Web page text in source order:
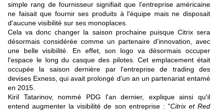
simple rang de fournisseur signifiait que l'entreprise américaine
ne faisait que fournir ses produits à l'équipe mais ne disposait
d'aucune visibilité sur ses monoplaces.
Cela va donc changer la saison prochaine puisque Citrix sera
désormais considérée comme un partenaire d'innovation, avec
une belle visibilité. En effet, son logo va désormais occuper
l'espace le long du casque des pilotes. Cet emplacement était
occupée la saison dernière par l'entreprise de trading des
devises Exness, qui avait prolongé d'un an un partenariat entamé
en 2015
Kiril Tatarinov, nommé PDG l'an dernier, explique ainsi qu'il
entend augmenter la visibilité de son entreprise : "Citrix et Red